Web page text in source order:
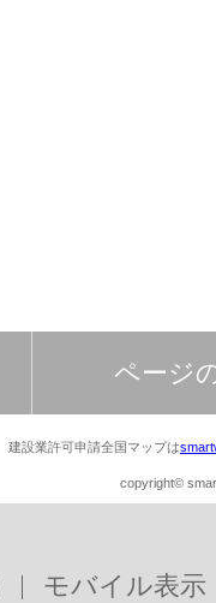
ページ
建設業許可申請全国マップは
copyright©
モバイル表示